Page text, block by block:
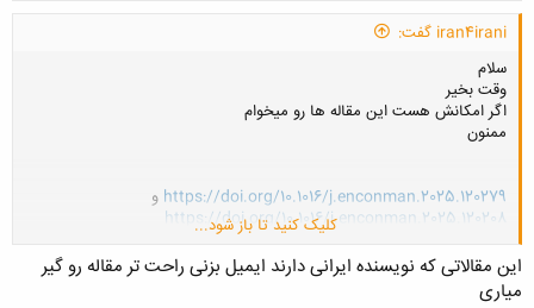
iran4irani گفت:
سلام
وقت بخیر
اگر امکانش هست این مقاله ها رو میخوام
ممنون
https://doi.org/10.1016/j.enconman.2025.120279 و
https://doi.org/10.1016/j.enconman.2025.120208
و https://doi.org/10.1016/j.icheatmasstransfer.2025.109423 و
https://doi.org/10.1016/j.ijthermalsci.2025.109932
کلیک کنید تا باز شود...
این مقالاتی که نویسنده ایرانی دارند ایمیل بزنی راحت تر مقاله رو گیر
میاری